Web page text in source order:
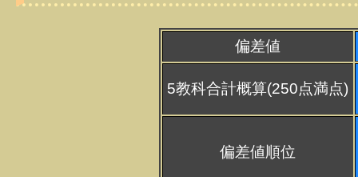
偏差値
5教科合計概算(250点満点)
偏差値順位